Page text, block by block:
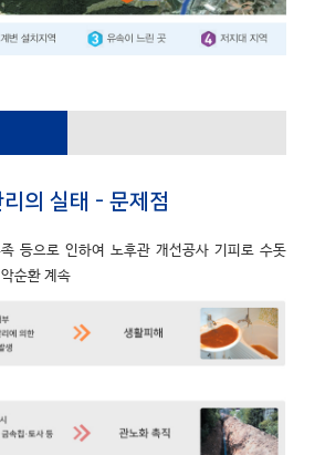
의 실태 - 문제점
등으로 인하여 노후관 개선공사 기피로 수돗
순환 계속